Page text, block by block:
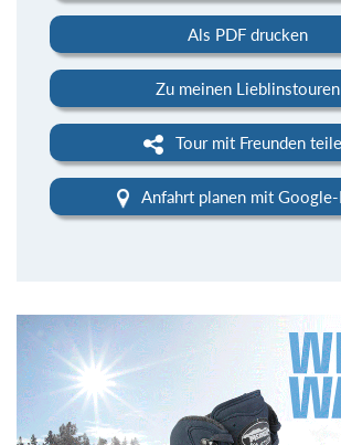
Als PDF drucken
Zu meinen Lieblinstouren
Tour mit Freunden
Anfahrt planen mit